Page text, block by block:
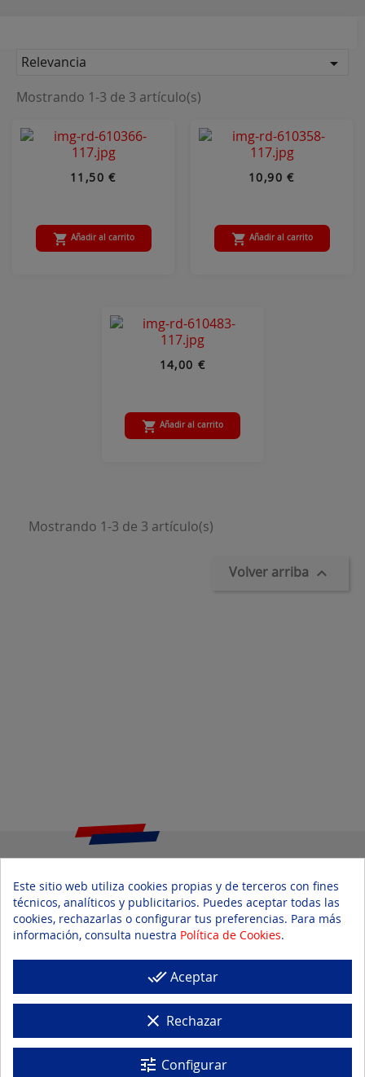
Relevancia 
Mostrando 1-3 de 3 artículo(s)
11,50 €
 Añadir al carrito
10,90 €
 Añadir al carrito
14,00 €
 Añadir al carrito
Mostrando 1-3 de 3 artículo(s)
Volver arriba 
INFORMACIÓN DE LA TIENDA
PRODUCTOS 
NUESTRA EMPRESA 
TEXTOS LEGALES 
Este sitio web utiliza cookies propias y de terceros con fines
técnicos, analíticos y publicitarios. Puedes aceptar todas las
cookies, rechazarlas o configurar tus preferencias. Para más
información, consulta nuestra Política de Cookies.
done_all Aceptar
clear Rechazar
tune Configurar